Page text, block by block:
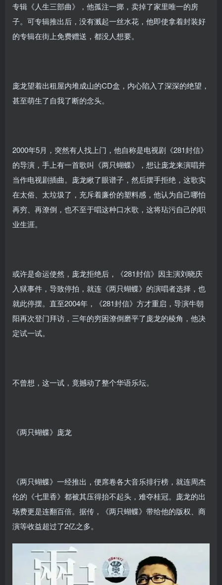
专辑《人生三部曲》，他孤注一掷，卖掉了家里唯一的房
子。可专辑推出后，没有溅起一丝水花，他即使拿着封装好
的专辑在街上免费赠送，都没人想要。
庞龙望着出租屋内堆成山的CD盒，内心陷入了深深的绝望，
甚至萌生了自我了断的念头。
2000年5月，突然有人找上门，他自称是电视剧《281封信》
的导演，手上有一首歌叫《两只蝴蝶》，想让庞龙来演唱并
当作电视剧插曲。庞龙瞅了眼谱子，然后摆手拒绝，这歌实
在太俗、太垃圾了，充斥着廉价的塑料感，他认为自己哪怕
再穷、再潦倒，也不至于唱这种口水歌，这将玷污自己的职
业生涯。
或许是命运使然，庞龙拒绝后，《281封信》因主演刘晓庆
入狱事件，导致停拍，就连《两只蝴蝶》的演唱者选择，也
就此停摆。直至2004年，《281封信》方才重启，导演牛朝
阳再次登门拜访，三年的穷困潦倒磨平了庞龙的棱角，他决
定试一试。
不曾想，这一试，竟撼动了整个华语乐坛。
《两只蝴蝶》庞龙
《两只蝴蝶》一经推出，便席卷各大音乐排行榜，就连周杰
伦的《七里香》都被其压得抬不起头，难夺桂冠。庞龙的出
场费更是连翻百倍。据传，《两只蝴蝶》带给他的版权、商
演等收益超过了2亿之多。